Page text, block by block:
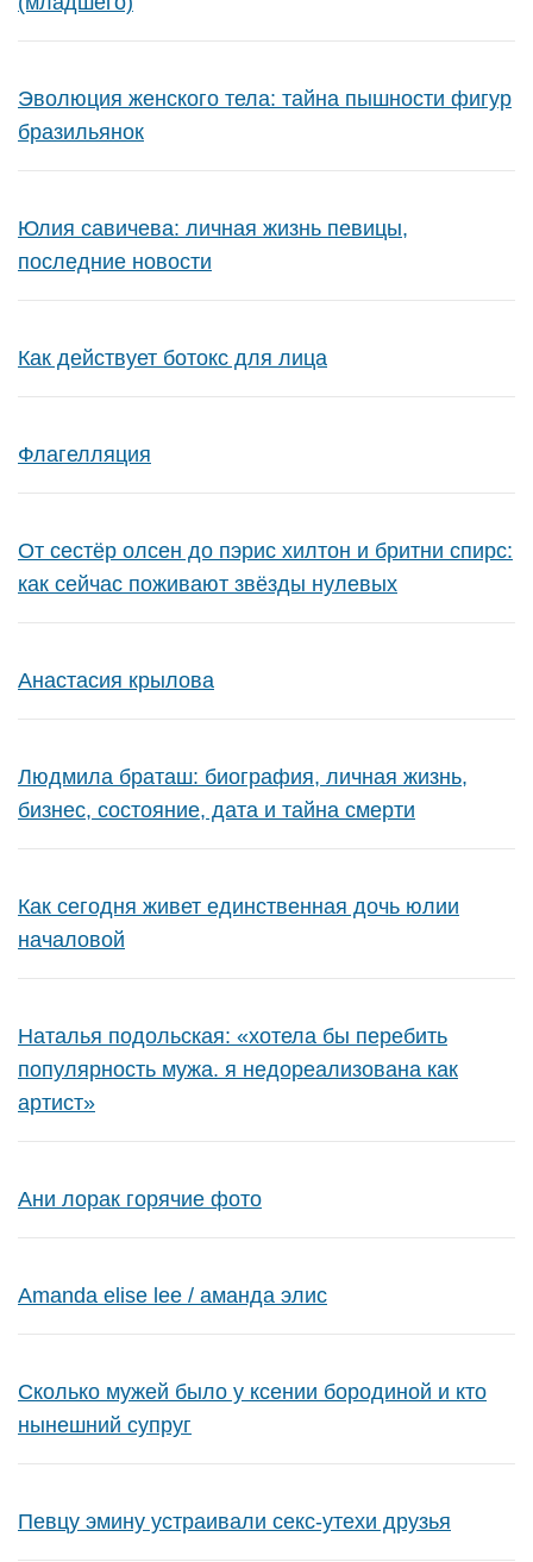
Эволюция женского тела: тайна пышности фигур
бразильянок
Юлия савичева: личная жизнь певицы,
последние новости
Как действует ботокс для лица
Флагелляция
От сестёр олсен до пэрис хилтон и бритни спирс:
как сейчас поживают звёзды нулевых
Анастасия крылова
Людмила браташ: биография, личная жизнь,
бизнес, состояние, дата и тайна смерти
Как сегодня живет единственная дочь юлии
началовой
Наталья подольская: «хотела бы перебить
популярность мужа. я недореализована как
артист»
Ани лорак горячие фото
Amanda elise lee / аманда элис
Сколько мужей было у ксении бородиной и кто
нынешний супруг
Певцу эмину устраивали секс-утехи друзья